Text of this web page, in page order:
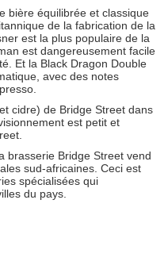
bière équilibrée et classique
de la fabrication de la
est la plus populaire de la
est dangereusement facile
Et la Black Dragon Double
avec des notes
cidre) de Bridge Street dans
est petit et
brasserie Bridge Street vend
sud-africaines. Ceci est
spécialisées qui
du pays.